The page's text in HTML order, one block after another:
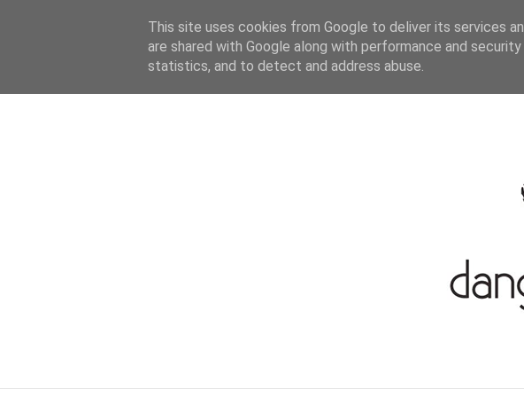
HOME KATEGORIEN ASIAN-GERMAN BLOGROLL
This site uses cookies from Google to deliver its services
are shared with Google along with performance and
statistics, and to detect and address abuse.